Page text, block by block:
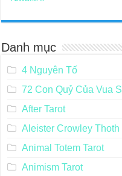
Danh mục
4 Nguyên Tố
72 Con Quỷ Của Vua
After Tarot
Aleister Crowley Thoth
Animal Totem Tarot
Animism Tarot